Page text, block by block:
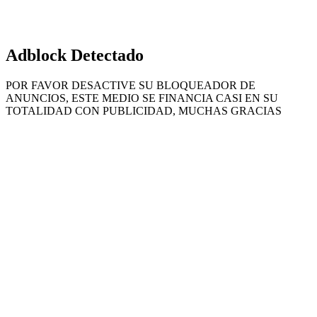
Adblock Detectado
POR FAVOR DESACTIVE SU BLOQUEADOR DE
ANUNCIOS, ESTE MEDIO SE FINANCIA CASI EN SU
TOTALIDAD CON PUBLICIDAD, MUCHAS GRACIAS